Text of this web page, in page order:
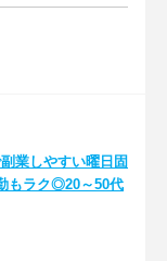
業しやすい曜日固
もラク◎20～50代